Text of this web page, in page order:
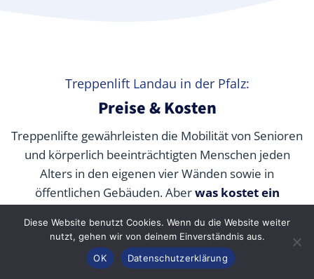
Treppenlift Landau in der Pfalz:
Preise & Kosten
Treppenlifte gewährleisten die Mobilität von Senioren
und körperlich beeinträchtigten Menschen jeden
Alters in den eigenen vier Wänden sowie in
öffentlichen Gebäuden. Aberwas kostet ein
durchschnittlichen Preise unserer Fachpartner je nach
Modell und wie Sie die Kosten durch Zuschüsse,
Fördermittel und Alternativen senken können.
Konfigurator
Diese Website benutzt Cookies. Wenn du die Website weiter
nutzt, gehen wir von deinem Einverständnis aus.
OK
Datenschutzerklärung